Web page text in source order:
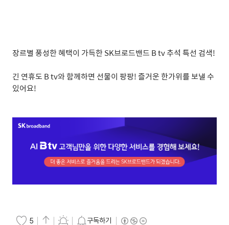
장르별 풍성한 혜택이 가득한 SK브로드밴드 B tv 추석 특선 검색!
긴 연휴도 B tv와 함께하면 선물이 팡팡! 즐거운 한가위를 보낼 수
있어요!
5 구독하기